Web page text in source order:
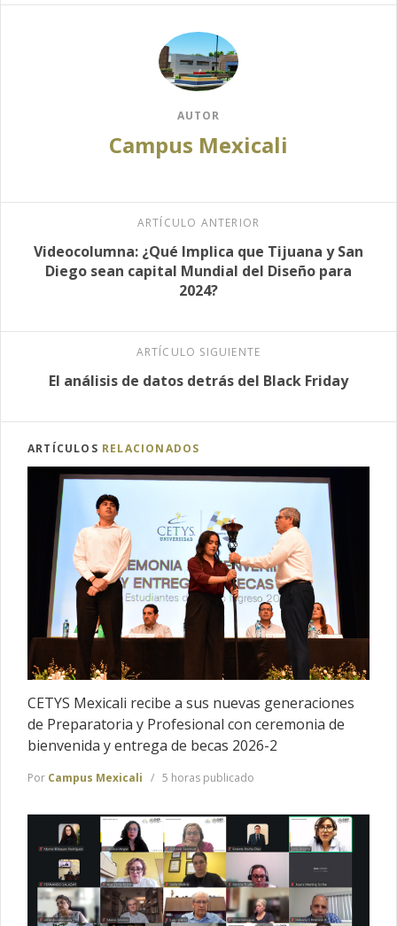
AUTOR
Campus Mexicali
ARTÍCULO ANTERIOR
Videocolumna: ¿Qué Implica que Tijuana y San
Diego sean capital Mundial del Diseño para
2024?
ARTÍCULO SIGUIENTE
El análisis de datos detrás del Black Friday
ARTÍCULOS RELACIONADOS
CETYS Mexicali recibe a sus nuevas generaciones
de Preparatoria y Profesional con ceremonia de
bienvenida y entrega de becas 2026-2
Por Campus Mexicali 5 horas publicado